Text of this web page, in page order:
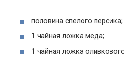
половина спелого персика;
1 чайная ложка меда;
1 чайная ложка